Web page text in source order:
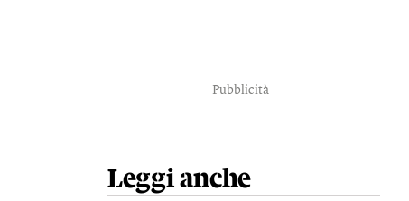
Pubblicità
Leggi anche